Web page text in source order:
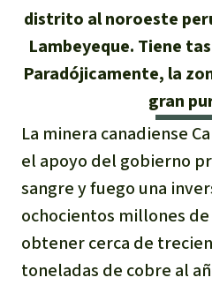
Temas
Clima
Salva la Selva
Acerca de
40 años
En los
FAQ
Búsqueda
Español
Deutsch
English
Français
Preguntas y
Donar para un
Bienestar
Defensa de
Defensoras
selva
Donar para
Sudeste de
África
distrito al noroeste
Lambeyeque. Tiene
Paradójicamente, la
gran
La minera canadiense
el apoyo del gobierno
sangre y fuego una
ochocientos millones
obtener cerca de
toneladas de cobre al